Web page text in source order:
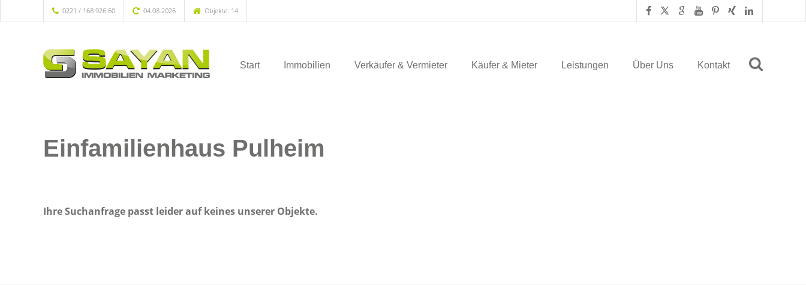
0221 / 168 926 60 04.08.2026 Objekte: 14
Start Immobilien Verkäufer & Vermieter Käufer & Mieter Leistungen Über Uns Kontakt
Einfamilienhaus Pulheim
Ihre Suchanfrage passt leider auf keines unserer Objekte.